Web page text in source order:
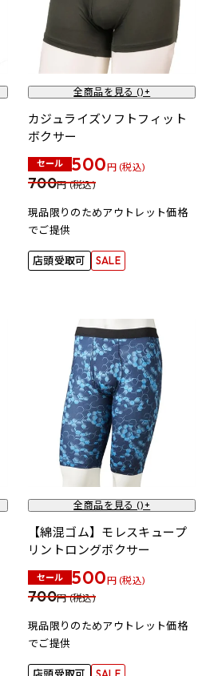
全商品を見る ()+
カジュライズソフトフィット
ボクサー
セール 500円 (税込)
700円 (税込)
現品限りのためアウトレット価格
でご提供
店頭受取可 SALE
全商品を見る ()+
【綿混ゴム】モレスキュープ
リントロングボクサー
セール 500円 (税込)
700円 (税込)
現品限りのためアウトレット価格
でご提供